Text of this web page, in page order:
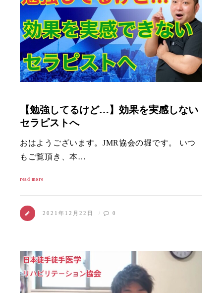
【勉強してるけど…】効果を実感しない
セラピストへ
おはようございます。JMR協会の堀です。 いつ
もご覧頂き、本…
read more
2021年12月22日 0